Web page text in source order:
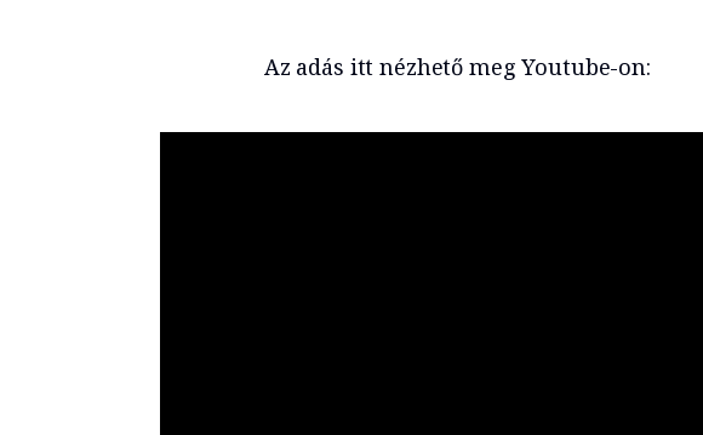
Az adás itt nézhető meg Youtube-on: